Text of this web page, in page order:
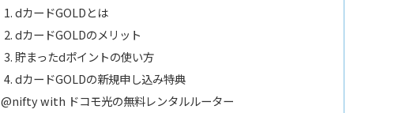
dカードGOLDとは
dカードGOLDのメリット
貯まったdポイントの使い方
dカードGOLDの新規申し込み特典
@nifty with ドコモ光の無料レンタルルーター